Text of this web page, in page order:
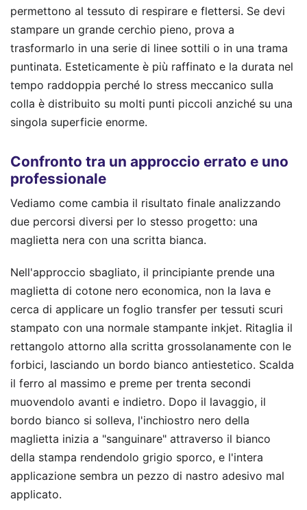
permettono al tessuto di respirare e flettersi. Se devi
stampare un grande cerchio pieno, prova a
trasformarlo in una serie di linee sottili o in una trama
puntinata. Esteticamente è più raffinato e la durata nel
tempo raddoppia perché lo stress meccanico sulla
colla è distribuito su molti punti piccoli anziché su una
singola superficie enorme.
Confronto tra un approccio errato e uno
professionale
Vediamo come cambia il risultato finale analizzando
due percorsi diversi per lo stesso progetto: una
maglietta nera con una scritta bianca.
Nell'approccio sbagliato, il principiante prende una
maglietta di cotone nero economica, non la lava e
cerca di applicare un foglio transfer per tessuti scuri
stampato con una normale stampante inkjet. Ritaglia il
rettangolo attorno alla scritta grossolanamente con le
forbici, lasciando un bordo bianco antiestetico. Scalda
il ferro al massimo e preme per trenta secondi
muovendolo avanti e indietro. Dopo il lavaggio, il
bordo bianco si solleva, l'inchiostro nero della
maglietta inizia a "sanguinare" attraverso il bianco
della stampa rendendolo grigio sporco, e l'intera
applicazione sembra un pezzo di nastro adesivo mal
applicato.